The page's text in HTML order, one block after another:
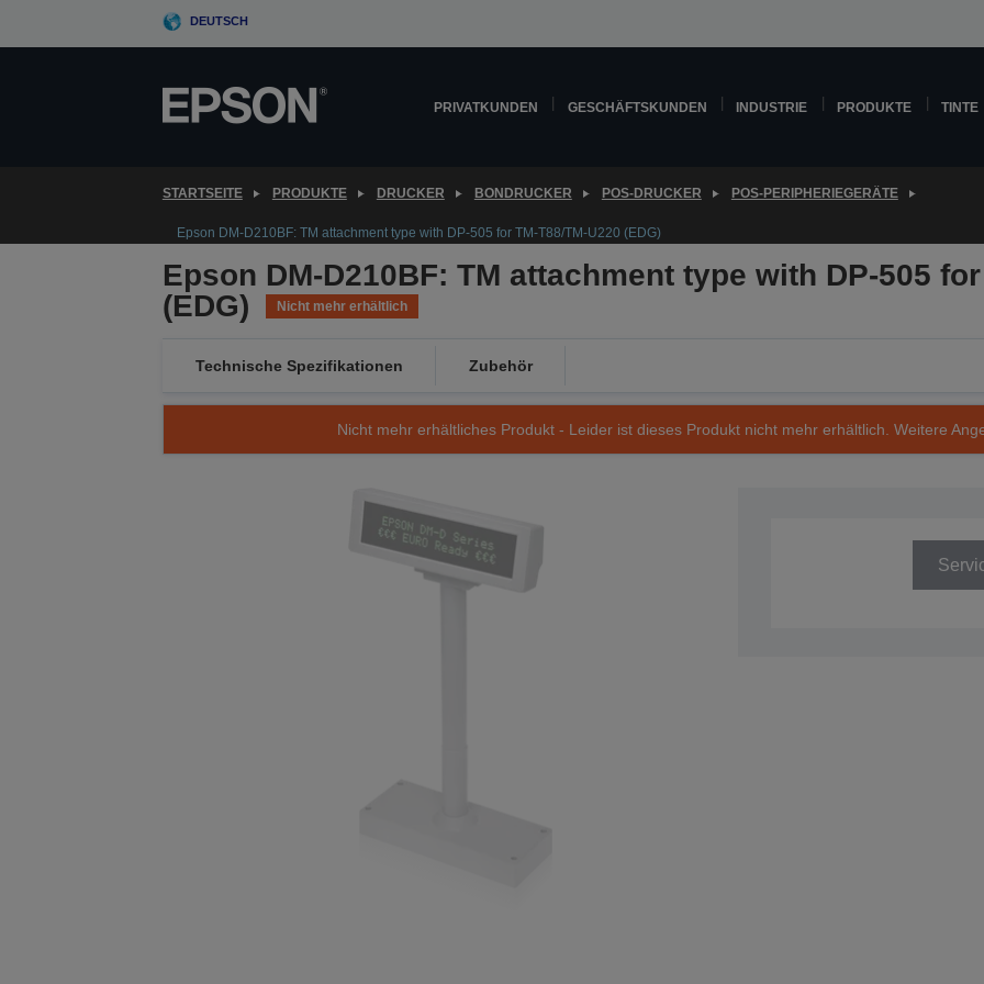
DEUTSCH
PRIVATKUNDEN GESCHÄFTSKUNDEN INDUSTRIE PRODUKTE TINTE
STARTSEITE PRODUKTE DRUCKER BONDRUCKER POS-DRUCKER POS-PERIPHERIEGERÄTE
Epson DM-D210BF: TM attachment type with DP-505 for TM-T88/TM-U220 (EDG)
Epson DM-D210BF: TM attachment type with DP-505 for
(EDG)
Nicht mehr erhältlich
Technische Spezifikationen Zubehör
Nicht mehr erhältliches Produkt - Leider ist dieses Produkt nicht mehr erhältlich. Weitere